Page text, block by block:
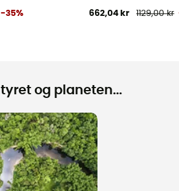
-35% 662,04 kr 1129,00 kr
og planeten...